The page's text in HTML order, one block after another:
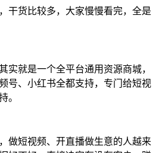
干货比较多，大家慢慢看完，全是
实就是一个全平台通用资源商城，
号、小红书全都支持，专门给短视
。
做短视频、开直播做生意的人越来